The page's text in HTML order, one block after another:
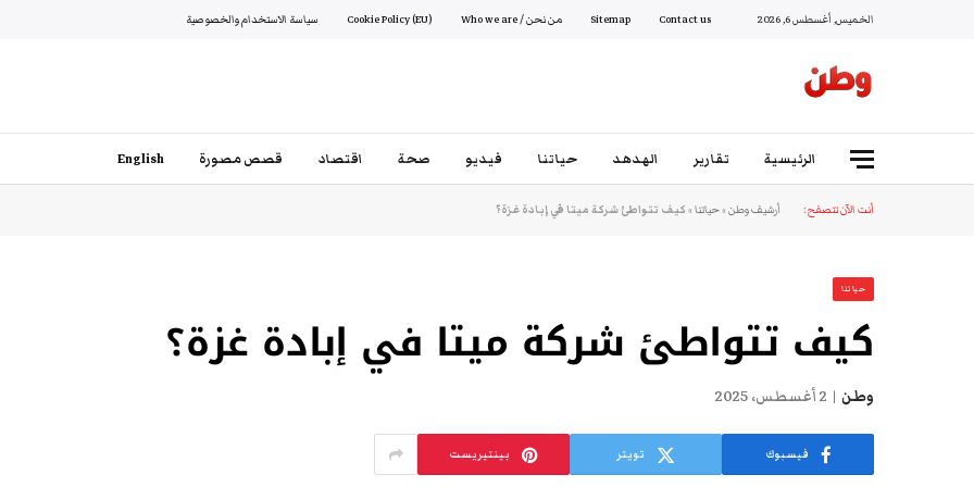
الخميس, أغسطس 6, 2026 Contact us
Sitemap من نحن / Who we are Cookie Policy (EU) سياسة الاستخدام والخصوصية
الرئيسية تقارير الهدهد حياتنا فيديو صحة اقتصاد قصص مصورة English
أنت الآن تتصفح: أرشيف وطن»حياتنا»كيف تتواطئ شركة ميتا في إبادة غزة؟
حياتنا
كيف تتواطئ شركة ميتا في إبادة غزة؟
وطن 2 أغسطس، 2025
فيسبوك تويتر بينتيريست